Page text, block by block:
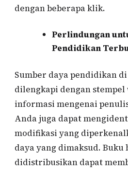
dengan beberapa klik.
Perlindungan
Pendidikan
Sumber daya pendidikan
dilengkapi dengan stempel
informasi mengenai
Anda juga dapat
modifikasi yang
daya yang dimaksud. Buku
didistribusikan dapat